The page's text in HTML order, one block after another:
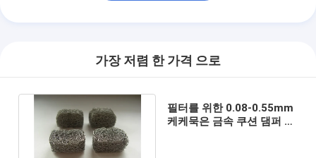
가장 저렴 한 가격 으로
필터를 위한 0.08-0.55mm
케케묵은 금속 쿠션 댐퍼 스